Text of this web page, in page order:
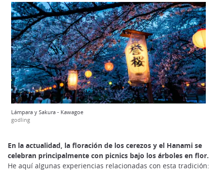
Lámpara y Sakura - Kawagoe
godling
En la actualidad, la floración de los cerezos y el Hanami se
celebran principalmente con picnics bajo los árboles en flor.
He aquí algunas experiencias relacionadas con esta tradición: